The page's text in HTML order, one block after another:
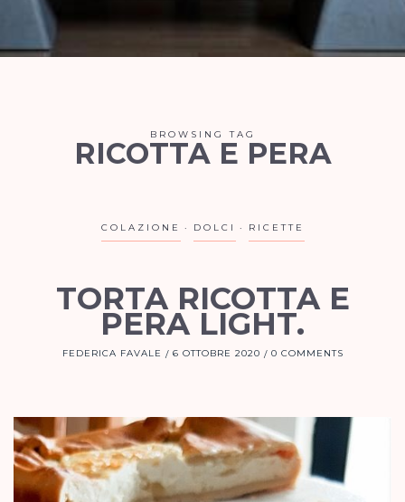
BROWSING TAG
RICOTTA E PERA
COLAZIONE DOLCI RICETTE
TORTA RICOTTA E
PERA LIGHT.
FEDERICA FAVALE 6 OTTOBRE 2020 0 COMMENTS